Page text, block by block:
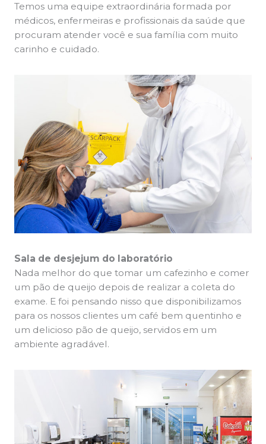
Temos uma equipe extraordinária formada por
médicos, enfermeiras e profissionais da saúde que
procuram atender você e sua família com muito
carinho e cuidado.
Sala de desjejum do laboratório
Nada melhor do que tomar um cafezinho e comer
um pão de queijo depois de realizar a coleta do
exame. E foi pensando nisso que disponibilizamos
para os nossos clientes um café bem quentinho e
um delicioso pão de queijo, servidos em um
ambiente agradável.